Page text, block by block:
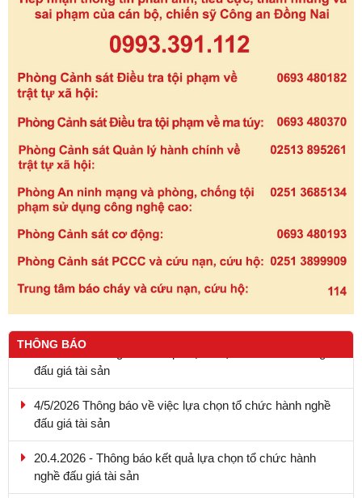
THÔNG BÁO
9.5.2026 - Thông báo kết quả lựa chọn tổ chức hành nghề
đấu giá tài sản
đấu giá tài sản
nghề đấu giá tài sản